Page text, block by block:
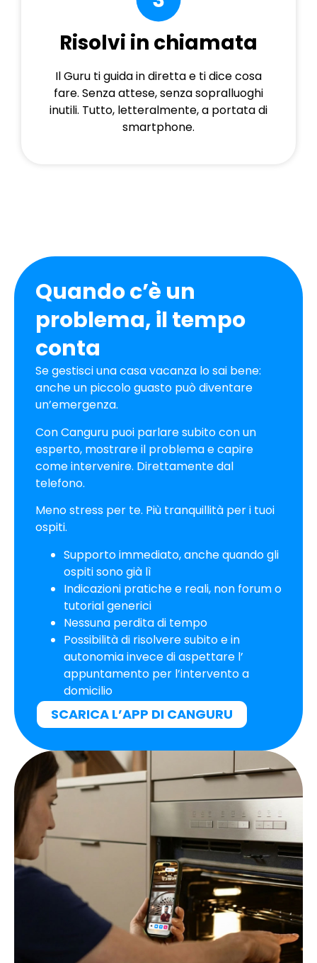
Risolvi in chiamata
Il Guru ti guida in diretta e ti dice cosa
fare. Senza attese, senza sopralluoghi
inutili. Tutto, letteralmente, a portata di
smartphone.
Quando c’è un
problema, il tempo
conta
Se gestisci una casa vacanza lo sai bene:
anche un piccolo guasto può diventare
un’emergenza.
Con Canguru puoi parlare subito con un
esperto, mostrare il problema e capire
come intervenire. Direttamente dal
telefono.
Meno stress per te. Più tranquillità per i tuoi
ospiti.
Supporto immediato, anche quando gli
ospiti sono già lì
Indicazioni pratiche e reali, non forum o
tutorial generici
Nessuna perdita di tempo
Possibilità di risolvere subito e in
autonomia invece di aspettare l’
appuntamento per l’intervento a
domicilio
SCARICA L’APP DI CANGURU